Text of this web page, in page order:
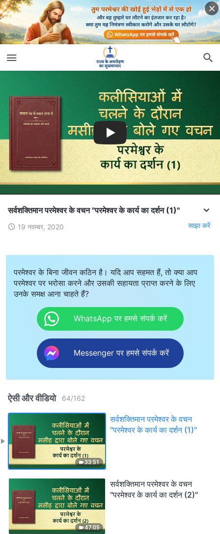
सर्वशक्तिमान परमेश्वर के वचन "परमेश्वर के कार्य का दर्शन (1)"
19 नवम्बर, 2020 साझा करें
परमेश्वर के बिना जीवन कठिन है। यदि आप सहमत हैं, तो क्या आप
परमेश्वर पर भरोसा करने और उसकी सहायता प्राप्त करने के लिए
उनके समक्ष आना चाहते हैं?
WhatsApp पर हमसे संपर्क करें
Messenger पर हमसे संपर्क करें
ऐसी और वीडियो 64/162
33:51
सर्वशक्तिमान परमेश्वर के वचन
"परमेश्वर के कार्य का दर्शन (1)"
47:05
सर्वशक्तिमान परमेश्वर के वचन
"परमेश्वर के कार्य का दर्शन (2)"